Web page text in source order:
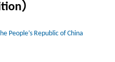
）
People’s Republic of China